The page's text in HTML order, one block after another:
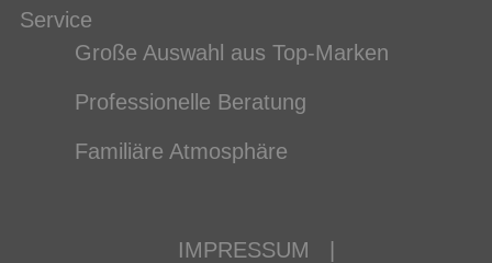
Service
Große Auswahl aus Top-Marken
Professionelle Beratung
Familiäre Atmosphäre
IMPRESSUM